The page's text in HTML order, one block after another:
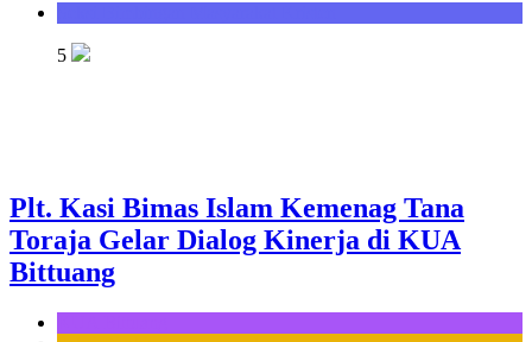
5
Plt. Kasi Bimas Islam Kemenag Tana
Toraja Gelar Dialog Kinerja di KUA
Bittuang